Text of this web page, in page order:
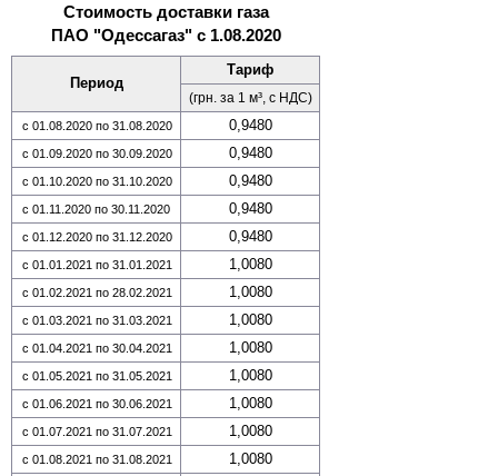
Стоимость доставки газа
ПАО "Одессагаз" с 1.08.2020
Период
Тариф
(грн. за 1 м³, с НДС)
с 01.08.2020 по 31.08.2020 0,9480
с 01.09.2020 по 30.09.2020 0,9480
с 01.10.2020 по 31.10.2020 0,9480
с 01.11.2020 по 30.11.2020 0,9480
с 01.12.2020 по 31.12.2020 0,9480
с 01.01.2021 по 31.01.2021 1,0080
с 01.02.2021 по 28.02.2021 1,0080
с 01.03.2021 по 31.03.2021 1,0080
с 01.04.2021 по 30.04.2021 1,0080
с 01.05.2021 по 31.05.2021 1,0080
с 01.06.2021 по 30.06.2021 1,0080
с 01.07.2021 по 31.07.2021 1,0080
с 01.08.2021 по 31.08.2021 1,0080